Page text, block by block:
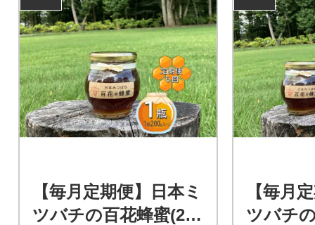
【毎月定期便】日本ミ
ツバチの百花蜂蜜(200
【毎月
ツバチ